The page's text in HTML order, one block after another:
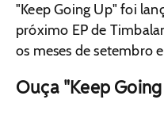
"Keep Going Up" foi
próximo EP de
os meses de setembro
Ouça "Keep